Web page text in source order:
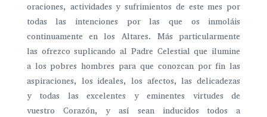
oraciones, actividades y sufrimientos de este mes por
todas las intenciones por las que os inmoláis
continuamente en los Altares. Más particularmente
las ofrezco suplicando al Padre Celestial que ilumine
a los pobres hombres para que conozcan por fin las
aspiraciones, los ideales, los afectos, las delicadezas
y todas las excelentes y eminentes virtudes de
vuestro Corazón, y así sean inducidos todos a